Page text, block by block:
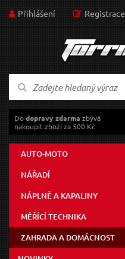
Přihlášení Registrace
Dodopravy zdarma zbývá
nakoupit zboží za 500 Kč
AUTO-MOTO
NÁŘADÍ
NÁPLNĚ A KAPALINY
MĚŘÍCÍ TECHNIKA
ZAHRADA A DOMÁCNOST